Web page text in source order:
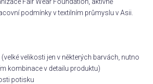
podmínky v textilním průmyslu v Asii.
(velké velikosti jen v některých barvách, nutno
kombinace v detailu produktu)
potisku